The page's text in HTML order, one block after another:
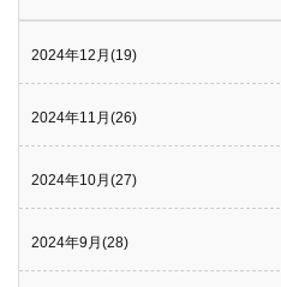
2024年12月(19)
2024年11月(26)
2024年10月(27)
2024年9月(28)